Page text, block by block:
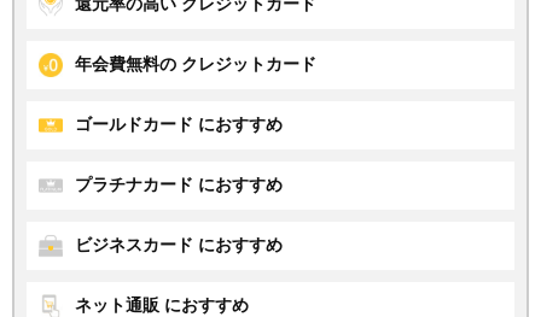
還元率の高い クレジットカード
年会費無料の クレジットカード
ゴールドカード におすすめ
プラチナカード におすすめ
ビジネスカード におすすめ
ネット通販 におすすめ